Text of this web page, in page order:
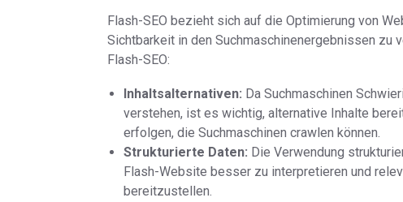
Flash-SEO bezieht sich auf die Optimierung von
Sichtbarkeit in den Suchmaschinenergebnissen
Flash-SEO:
Inhaltsalternativen: Da Suchmaschinen
verstehen, ist es wichtig, alternative Inhalte
erfolgen, die Suchmaschinen crawlen können.
Strukturierte Daten: Die Verwendung
Flash-Website besser zu interpretieren und
bereitzustellen.